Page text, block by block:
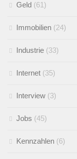
Geld (61)
Immobilien (24)
Industrie (33)
Internet (35)
Interview (3)
Jobs (45)
Kennzahlen (6)